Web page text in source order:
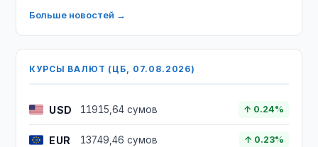
Больше новостей →
КУРСЫ ВАЛЮТ (ЦБ, 07.08.2026)
USD 11915,64 сумов ↑ 0.24%
EUR 13749,46 сумов ↑ 0.23%